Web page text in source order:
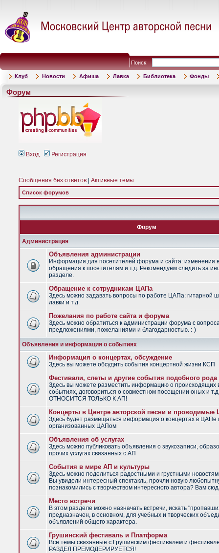
Поиск:
Клуб Новости Афиша Лавка Библиотека Фонды
Форум
Вход Регистрация
Сообщения без ответов Активные темы
Список форумов
Форум
Администрация
Объявления администрации
Информация для посетителей форума и сайта: изменения
обращения к посетителям и т.д. Рекомендуем следить за
разделе.
Обращение к сотрудникам ЦАПа
Здесь можно задавать вопросы по работе ЦАПа: гитарной
лавки и т.д.
Пожелания по работе сайта и форума
Здесь можно обратиться к администрации форума с
предложениями, пожеланиями и благодарностью. :-)
Объявления и информация о событиях
Информация о концертах, обсуждение
Здесь вы можете обсудить события концертной жизни КСП
Фестивали, слеты и другие события подобного рода
Здесь вы можете разместить информацию о
событиях, договориться о совместном посещении оных и
ОТНОСИТСЯ ТОЛЬКО К АП!
Концерты в Центре авторской песни и
Здесь будет размещаться информация о концертах в ЦАПе
организованных ЦАПом
Объявления об услугах
Здесь можно публиковать объявления о звукозаписи,
прочих услугах связанных с АП
События в мире АП и культуры
Здесь можно поделиться радостными и грустными
Вы увидели интересный спектакль, прочли новую
познакомились с творчеством интересного автора? Вам
Место встречи
В этом разделе можно назначать встречи, искать
предназначен, в основном, для учебных и творческих
объявлений общего характера.
Грушинский фестиваль и Платформа
Все темы связанные с Грушинским фестивалем и
РАЗДЕЛ ПРЕМОДЕРИРУЕТСЯ!